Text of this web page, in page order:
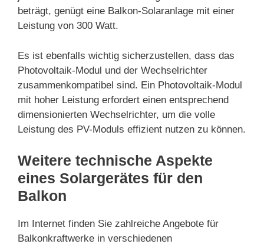
beträgt, genügt eine Balkon-Solaranlage mit einer
Leistung von 300 Watt.
Es ist ebenfalls wichtig sicherzustellen, dass das
Photovoltaik-Modul und der Wechselrichter
zusammenkompatibel sind. Ein Photovoltaik-Modul
mit hoher Leistung erfordert einen entsprechend
dimensionierten Wechselrichter, um die volle
Leistung des PV-Moduls effizient nutzen zu können.
Weitere technische Aspekte
eines Solargerätes für den
Balkon
Im Internet finden Sie zahlreiche Angebote für
Balkonkraftwerke in verschiedenen